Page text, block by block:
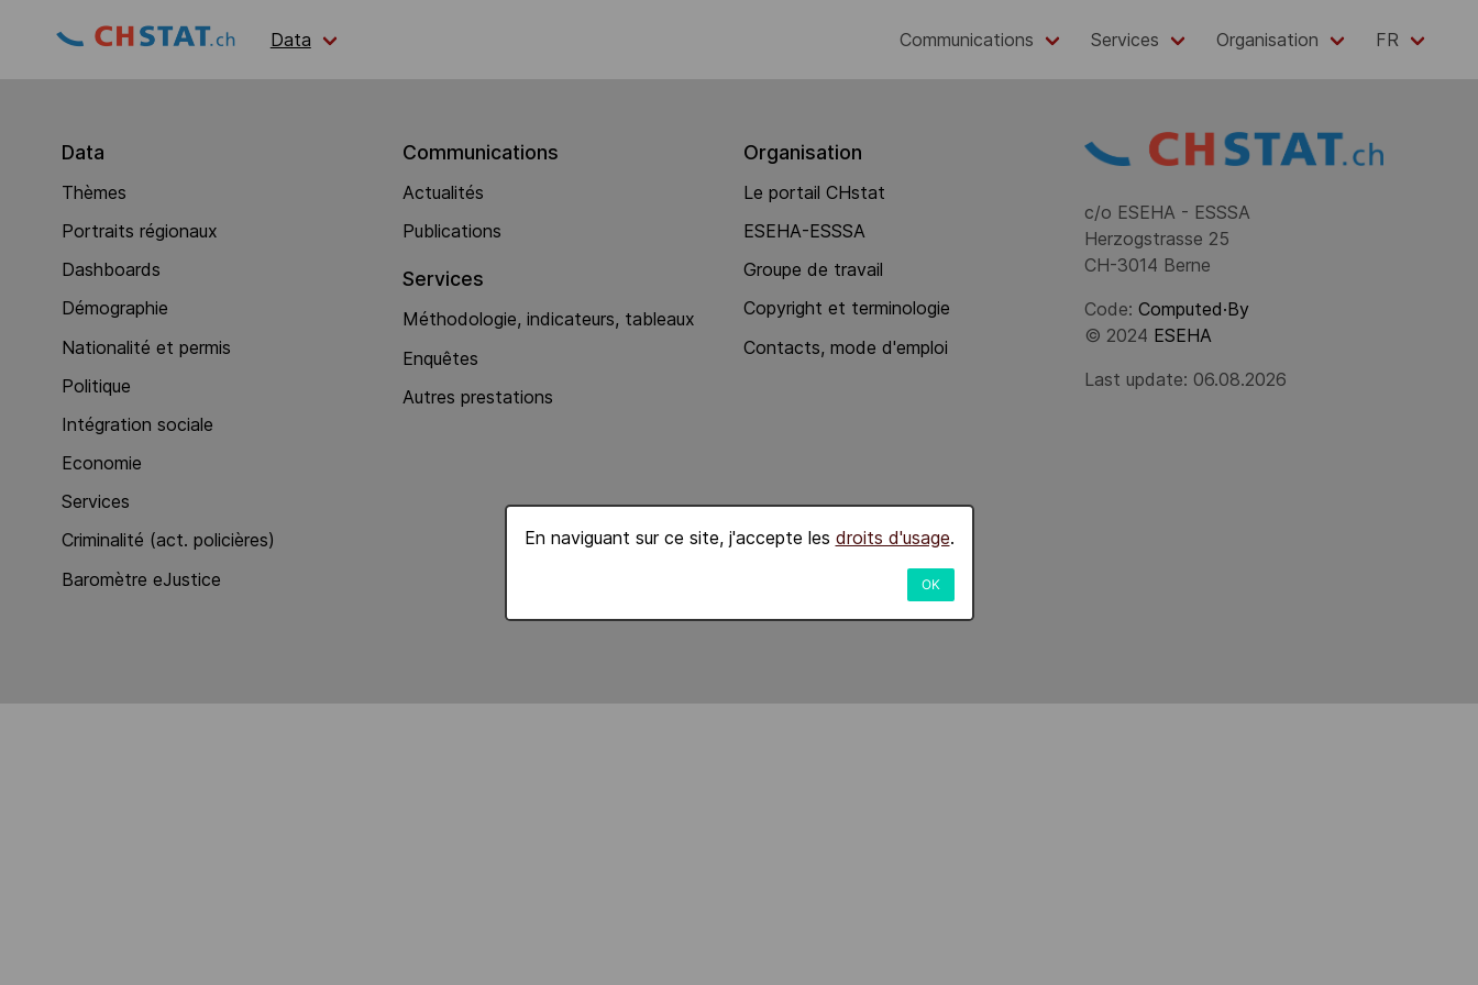
Data Communications Services Organisation FR
En naviguant sur ce site, j'accepte les droits d'usage.
OK
Data
Thèmes
Portraits régionaux
Dashboards
Démographie
Nationalité et permis
Politique
Intégration sociale
Economie
Services
Criminalité (act. policières)
Baromètre eJustice
Communications
Actualités
Publications
Services
Méthodologie, indicateurs, tableaux
Enquêtes
Autres prestations
Organisation
Le portail CHstat
ESEHA-ESSSA
Groupe de travail
Copyright et terminologie
Contacts, mode d'emploi
c/o ESEHA - ESSSA
Herzogstrasse 25
CH-3014 Berne
Code: Computed·By
© 2024 ESEHA
Last update: 06.08.2026